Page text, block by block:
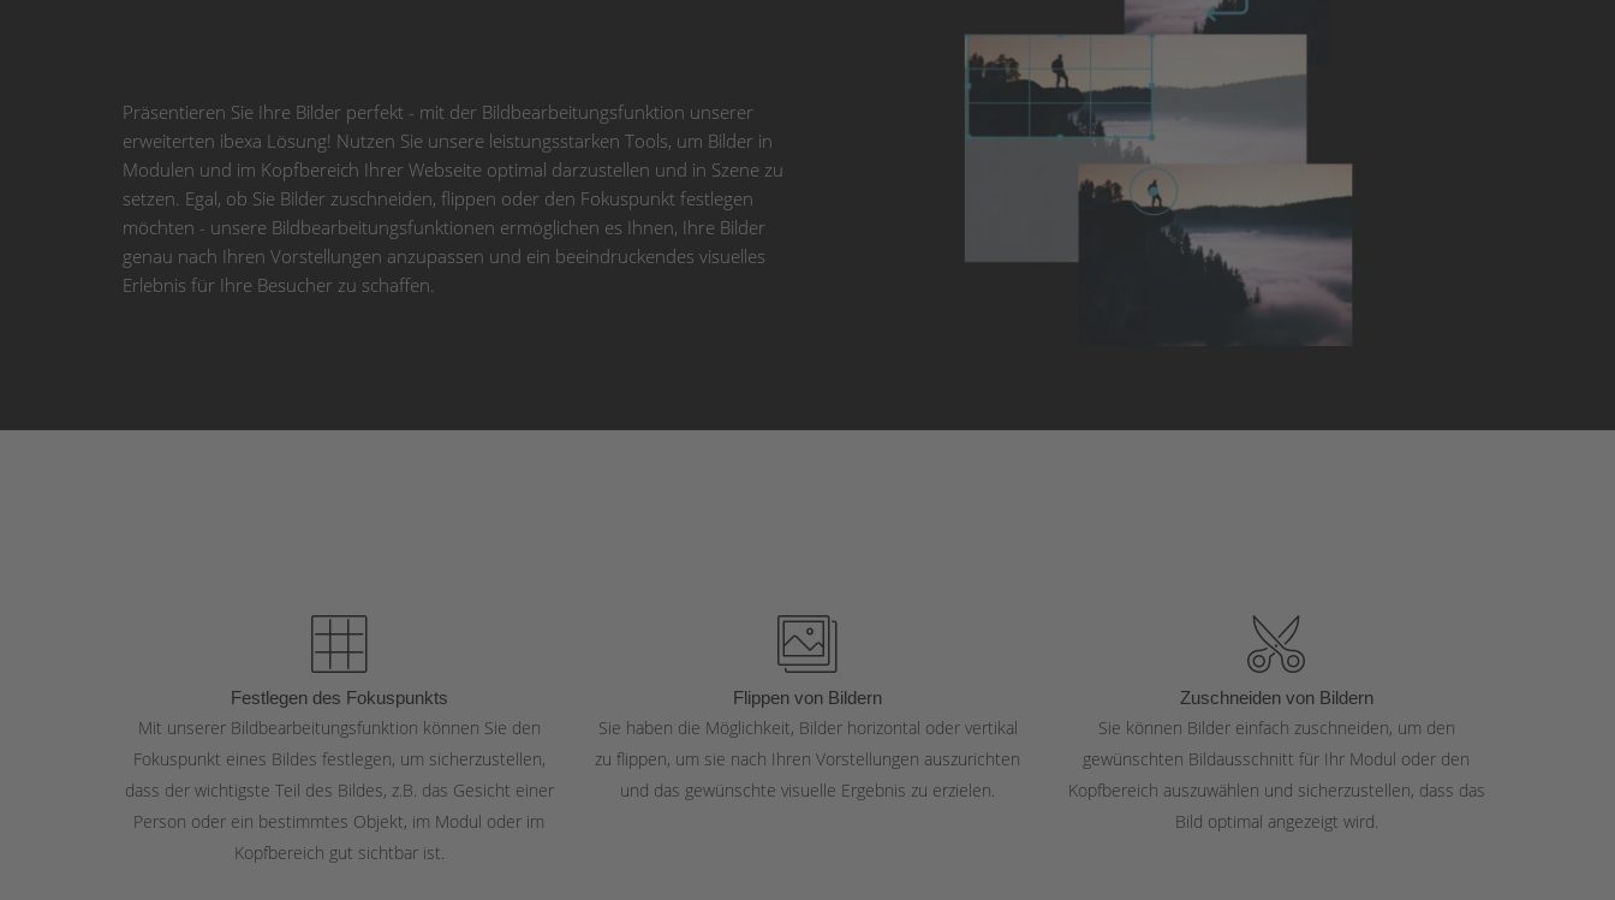
Präsentieren Sie Ihre Bilder perfekt - mit der Bildbearbeitungsfunktion unserer
erweiterten ibexa Lösung! Nutzen Sie unsere leistungsstarken Tools, um Bilder in
Modulen und im Kopfbereich Ihrer Webseite optimal darzustellen und in Szene zu
setzen. Egal, ob Sie Bilder zuschneiden, flippen oder den Fokuspunkt festlegen
möchten - unsere Bildbearbeitungsfunktionen ermöglichen es Ihnen, Ihre Bilder
genau nach Ihren Vorstellungen anzupassen und ein beeindruckendes visuelles
Erlebnis für Ihre Besucher zu schaffen.
Festlegen des Fokuspunkts
Mit unserer Bildbearbeitungsfunktion können Sie den
Fokuspunkt eines Bildes festlegen, um sicherzustellen,
dass der wichtigste Teil des Bildes, z.B. das Gesicht einer
Person oder ein bestimmtes Objekt, im Modul oder im
Kopfbereich gut sichtbar ist.
Flippen von Bildern
Sie haben die Möglichkeit, Bilder horizontal oder vertikal
zu flippen, um sie nach Ihren Vorstellungen auszurichten
und das gewünschte visuelle Ergebnis zu erzielen.
Zuschneiden von Bildern
Sie können Bilder einfach zuschneiden, um den
gewünschten Bildausschnitt für Ihr Modul oder den
Kopfbereich auszuwählen und sicherzustellen, dass das
Bild optimal angezeigt wird.